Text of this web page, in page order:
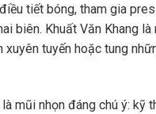
tiết bóng, tham gia
biên. Khuất Văn Khang
tuyến hoặc tung
mũi nhọn đáng chú ý: